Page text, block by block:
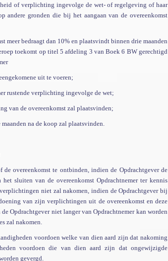
of verplichting ingevolge de wet- of regelgeving of haar
gronden die bij het aangaan van de overeenkomst
bedraagt dan 10% en plaatsvindt binnen drie maanden
toekomt op titel 5 afdeling 3 van Boek 6 BW gerechtigd
uit te voeren;
rustende verplichting ingevolge de wet;
van de overeenkomst zal plaatsvinden;
na de koop zal plaatsvinden.
overeenkomst te ontbinden, indien de Opdrachtgever de
sluiten van de overeenkomst Opdrachtnemer ter kennis
niet zal nakomen, indien de Opdrachtgever bij
van zijn verplichtingen uit de overeenkomst en deze
Opdrachtgever niet langer van Opdrachtnemer kan worden
zal nakomen.
voordoen welke van dien aard zijn dat nakoming
voordoen die van dien aard zijn dat ongewijzigde
gevergd.